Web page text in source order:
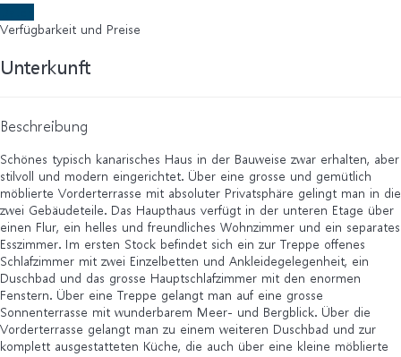
Verfügbarkeit und Preise
Unterkunft
Beschreibung
Schönes typisch kanarisches Haus in der Bauweise zwar erhalten, aber
stilvoll und modern eingerichtet. Über eine grosse und gemütlich
möblierte Vorderterrasse mit absoluter Privatsphäre gelingt man in die
zwei Gebäudeteile. Das Haupthaus verfügt in der unteren Etage über
einen Flur, ein helles und freundliches Wohnzimmer und ein separates
Esszimmer. Im ersten Stock befindet sich ein zur Treppe offenes
Schlafzimmer mit zwei Einzelbetten und Ankleidegelegenheit, ein
Duschbad und das grosse Hauptschlafzimmer mit den enormen
Fenstern. Über eine Treppe gelangt man auf eine grosse
Sonnenterrasse mit wunderbarem Meer- und Bergblick. Über die
Vorderterrasse gelangt man zu einem weiteren Duschbad und zur
komplett ausgestatteten Küche, die auch über eine kleine möblierte